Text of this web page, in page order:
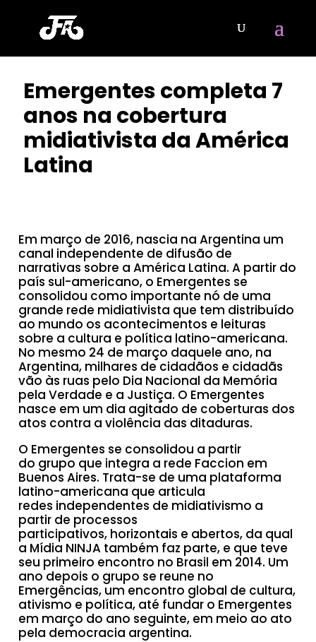
Emergentes completa 7
anos na cobertura
midiativista da América
Latina
Em março de 2016, nascia na Argentina um
canal independente de difusão de
narrativas sobre a América Latina. A partir do
país sul-americano, o Emergentes se
consolidou como importante nó de uma
grande rede midiativista que tem distribuído
ao mundo os acontecimentos e leituras
sobre a cultura e política latino-americana.
No mesmo 24 de março daquele ano, na
Argentina, milhares de cidadãos e cidadãs
vão às ruas pelo Dia Nacional da Memória
pela Verdade e a Justiça. O Emergentes
nasce em um dia agitado de coberturas dos
atos contra a violência das ditaduras.
O Emergentes se consolidou a partir
do grupo que integra a rede Faccion em
Buenos Aires. Trata-se de uma plataforma
latino-americana que articula
redes independentes de midiativismo a
partir de processos
participativos, horizontais e abertos, da qual
a Mídia NINJA também faz parte, e que teve
seu primeiro encontro no Brasil em 2014. Um
ano depois o grupo se reune no
Emergências, um encontro global de cultura,
ativismo e política, até fundar o Emergentes
em março do ano seguinte, em meio ao ato
pela democracia argentina.